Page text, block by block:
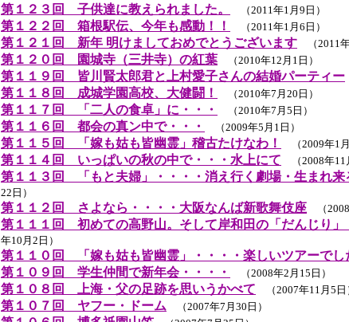
第１２３回 子供達に教えられました。 （2011年1月9日）
第１２２回 箱根駅伝、今年も感動！！ （2011年1月6日）
第１２１回 新年 明けましておめでとうございます （2011年
第１２０回 園城寺（三井寺）の紅葉 （2010年12月1日）
第１１９回 皆川賢太郎君と上村愛子さんの結婚パーティー
第１１８回 成城学園高校、大健闘！ （2010年7月20日）
第１１７回 「二人の食卓」に・・・ （2010年7月5日）
第１１６回 都会の真ン中で・・・ （2009年5月1日）
第１１５回 「嫁も姑も皆幽霊」稽古たけなわ！ （2009年1月
第１１４回 いっぱいの秋の中で・・・水上にて （2008年11
第１１３回 「もと夫婦」・・・・消え行く劇場・生まれ来
22日）
第１１２回 さよなら・・・・大阪なんば新歌舞伎座 （2008
第１１１回 初めての高野山。そして岸和田の「だんじり」
年10月2日）
第１１０回 「嫁も姑も皆幽霊」・・・・楽しいツアーでし
第１０９回 学生仲間で新年会・・・・ （2008年2月15日）
第１０８回 上海・父の足跡を思いうかべて （2007年11月5日
第１０７回 ヤフー・ドーム （2007年7月30日）